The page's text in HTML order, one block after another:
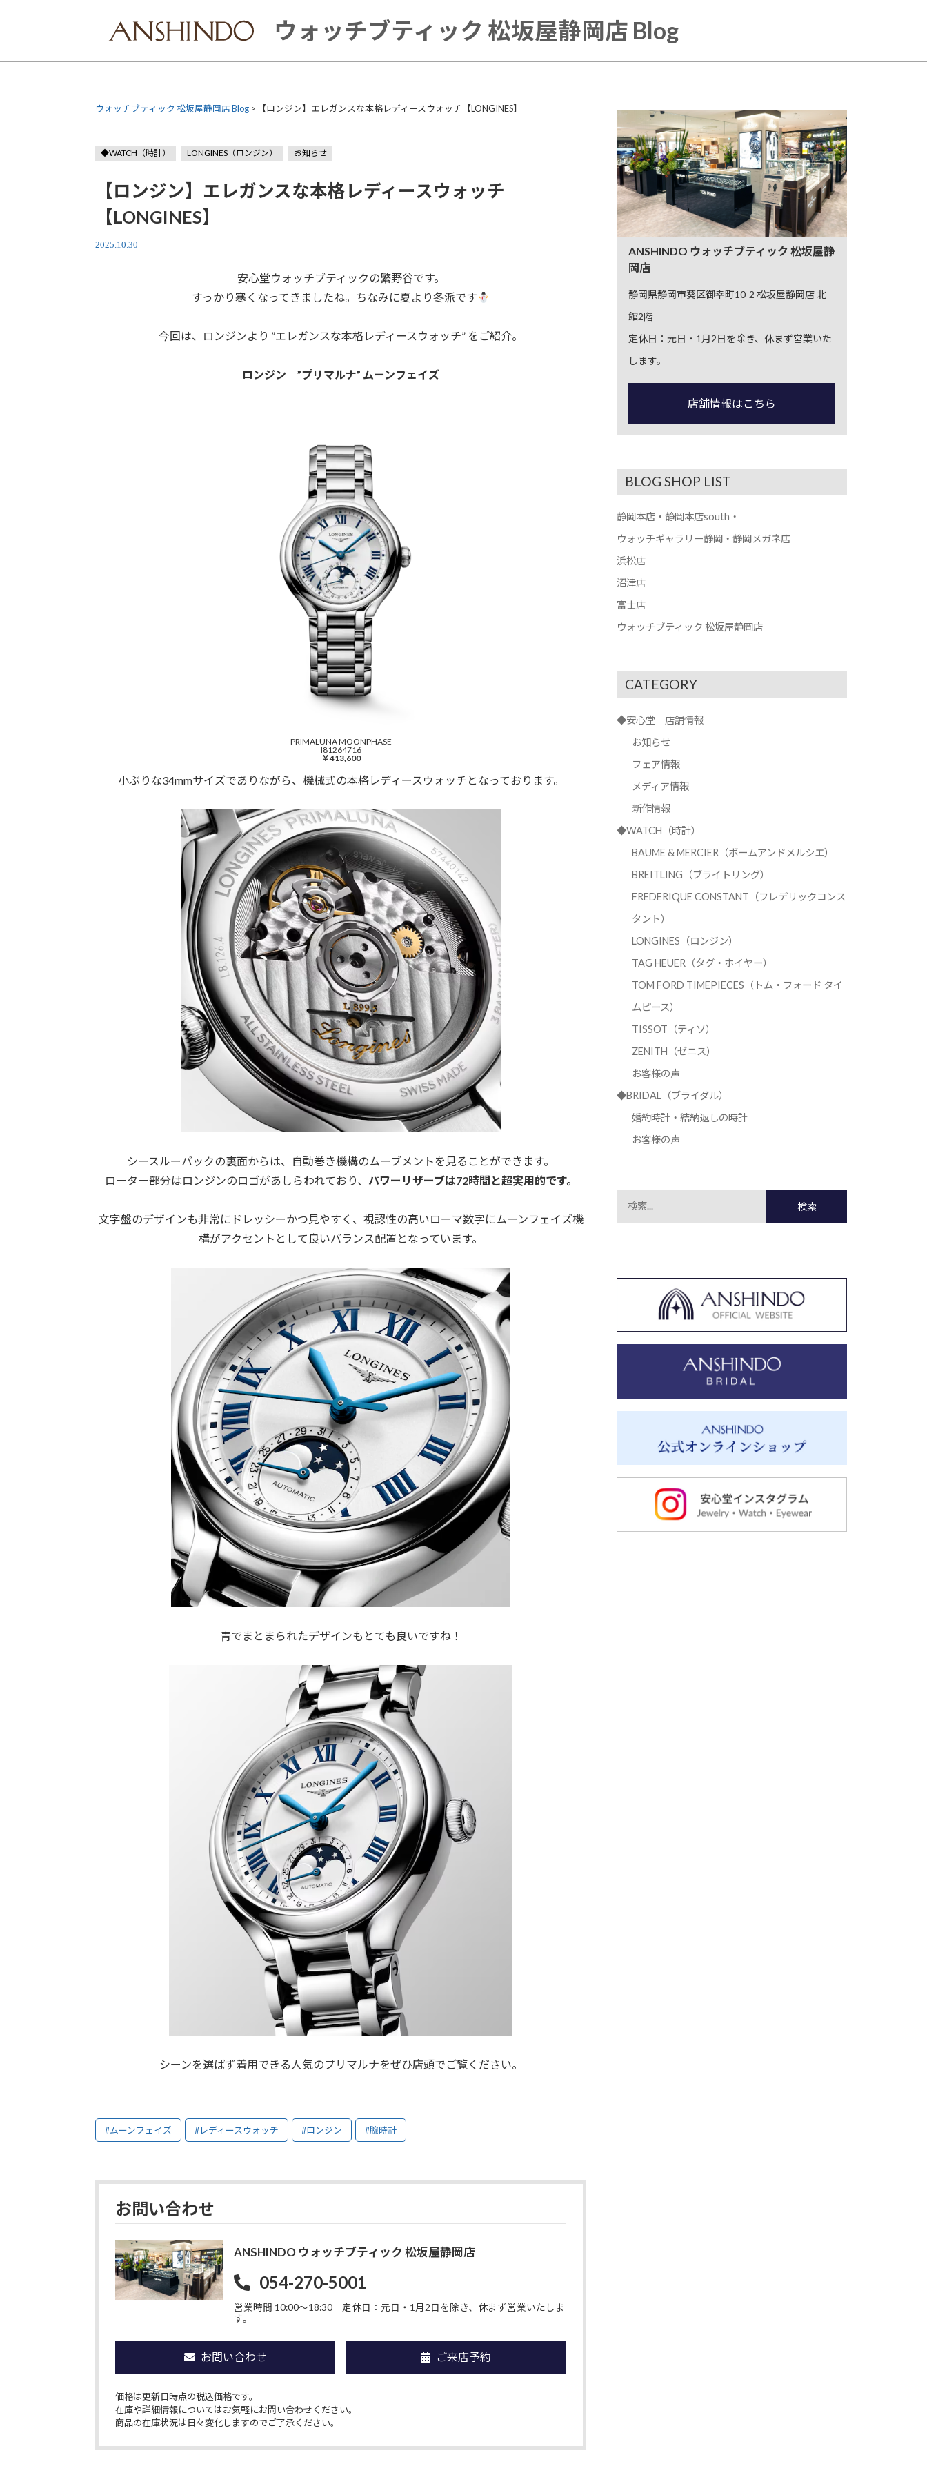
ウォッチブティック 松坂屋静岡店 Blog
ウォッチブティック 松坂屋静岡店 Blog > 【ロンジン】エレガンスな本格レディースウォッチ【LONGINES】
◆WATCH（時計） LONGINES（ロンジン） お知らせ
【ロンジン】エレガンスな本格レディースウォッチ
【LONGINES】
2025.10.30
安心堂ウォッチブティックの繁野谷です。
すっかり寒くなってきましたね。ちなみに夏より冬派です
今回は、ロンジンより ”エレガンスな本格レディースウォッチ” をご紹介。
ロンジン ”プリマルナ” ムーンフェイズ
PRIMALUNA MOONPHASE
l81264716
￥413,600
小ぶりな34mmサイズでありながら、機械式の本格レディースウォッチとなっております。
シースルーバックの裏面からは、自動巻き機構のムーブメントを見ることができます。
ローター部分はロンジンのロゴがあしらわれており、 パワーリザーブは72時間と超実用的です。
文字盤のデザインも非常にドレッシーかつ見やすく、視認性の高いローマ数字にムーンフェイズ機
構がアクセントとして良いバランス配置となっています。
青でまとまられたデザインもとても良いですね！
シーンを選ばず着用できる人気のプリマルナをぜひ店頭でご覧ください。
#ムーンフェイズ #レディースウォッチ #ロンジン #腕時計
お問い合わせ
ANSHINDO ウォッチブティック 松坂屋静岡店
054-270-5001
営業時間 10:00〜18:30
定休日：元日・1月2日を除き、休まず営業いたしま
す。
お問い合わせ ご来店予約
価格は更新日時点の税込価格です。
在庫や詳細情報についてはお気軽にお問い合わせください。
商品の在庫状況は日々変化しますのでご了承ください。
ANSHINDO ウォッチブティック 松坂屋静
岡店
静岡県静岡市葵区御幸町10-2 松坂屋静岡店 北
館2階
定休日：元日・1月2日を除き、休まず営業いた
します。
店舗情報はこちら
BLOG SHOP LIST
静岡本店・静岡本店south・
ウォッチギャラリー静岡・静岡メガネ店
浜松店
沼津店
富士店
ウォッチブティック 松坂屋静岡店
CATEGORY
◆安心堂 店舗情報
お知らせ
フェア情報
メディア情報
新作情報
◆WATCH（時計）
BAUME & MERCIER（ボームアンドメルシエ）
BREITLING（ブライトリング）
FREDERIQUE CONSTANT（フレデリックコンス
タント）
LONGINES（ロンジン）
TAG HEUER（タグ・ホイヤー）
TOM FORD TIMEPIECES（トム・フォード タイ
ムピース）
TISSOT（ティソ）
ZENITH（ゼニス）
お客様の声
◆BRIDAL（ブライダル）
婚約時計・結納返しの時計
お客様の声